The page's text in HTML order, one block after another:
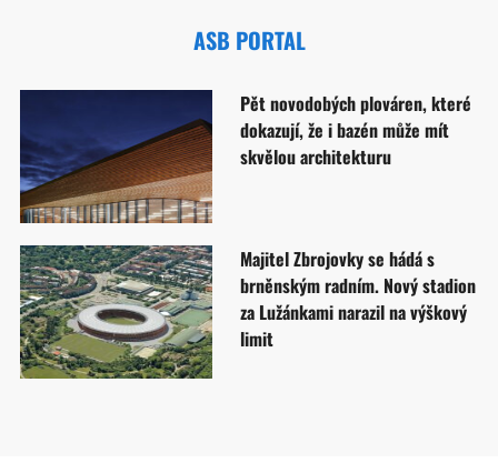
ASB PORTAL
Pět novodobých plováren, které
dokazují, že i bazén může mít
skvělou architekturu
Majitel Zbrojovky se hádá s
brněnským radním. Nový stadion
za Lužánkami narazil na výškový
limit